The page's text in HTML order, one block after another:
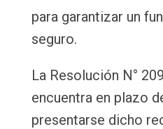
para garantizar un
seguro.
La Resolución N°
encuentra en plazo
presentarse dicho